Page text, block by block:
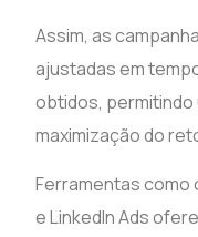
Assim, as
ajustadas em
obtidos, permitindo
maximização do
Ferramentas como
e LinkedIn Ads